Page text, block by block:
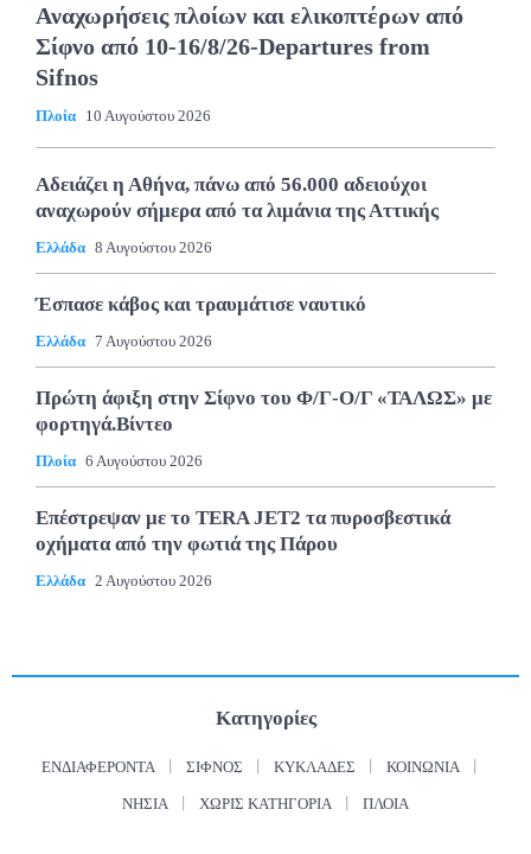
Αναχωρήσεις πλοίων και ελικοπτέρων από
Σίφνο από 10-16/8/26-Departures from
Sifnos
Πλοία 10 Αυγούστου 2026
Αδειάζει η Αθήνα, πάνω από 56.000 αδειούχοι
αναχωρούν σήμερα από τα λιμάνια της Αττικής
Ελλάδα 8 Αυγούστου 2026
Έσπασε κάβος και τραυμάτισε ναυτικό
Ελλάδα 7 Αυγούστου 2026
Πρώτη άφιξη στην Σίφνο του Φ/Γ-Ο/Γ «ΤΑΛΩΣ» με
φορτηγά.Βίντεο
Πλοία 6 Αυγούστου 2026
Επέστρεψαν με το TERA JET2 τα πυροσβεστικά
οχήματα από την φωτιά της Πάρου
Ελλάδα 2 Αυγούστου 2026
Κατηγορίες
ΕΝΔΙΑΦΈΡΟΝΤΑ ΣΊΦΝΟΣ ΚΥΚΛΆΔΕΣ ΚΟΙΝΩΝΊΑ
ΝΗΣΙΆ ΧΩΡΊΣ ΚΑΤΗΓΟΡΊΑ ΠΛΟΊΑ